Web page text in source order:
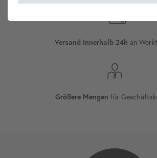
Versand innerhalb 24h an
Größere Mengen für